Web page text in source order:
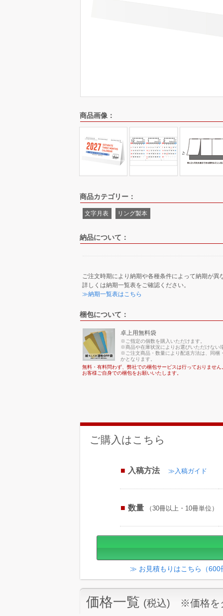
商品画像：
商品カテゴリー：
文字月表 リング製本
納品について：
ご注文時期により納期や各種条件によって納期が異
詳しくは納期一覧表をご確認ください。
≫納期一覧表はこちら
梱包について：
卓上用無料袋
※ご指定の個数を購入いただけます。
※商品や在庫状況によりお選びいただけない
※ご注文商品・数量により配送方法は、同梱
かとなります。
無料・有料問わず、弊社での梱包サービスは行っておりません
お客様ご自身での梱包をお願いいたします。
ご購入はこちら
入稿方法 ≫入稿ガイド
数量 （30冊以上・10冊単位）
≫ お見積もりはこちら（600
価格一覧 (税込) ※価格を